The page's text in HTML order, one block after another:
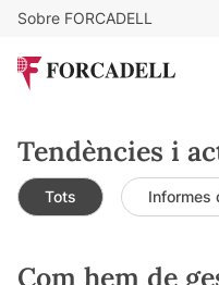
Sobre FORCADELL
Tendències i
Tots Informes
Com hem de